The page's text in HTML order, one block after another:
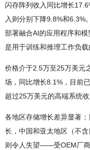
闪存阵列收入同比增长
入则分别下降9.8%和6.3%
部署融合AI的应用程序和
是用于训练和推理工作负载
价格介于2.5万至25万美元
场，同比增长8.1%，目前
超过25万美元的高端系统
各地区存储增长差异显著
长，中国和亚太地区（不
则令人失望——受OEM厂